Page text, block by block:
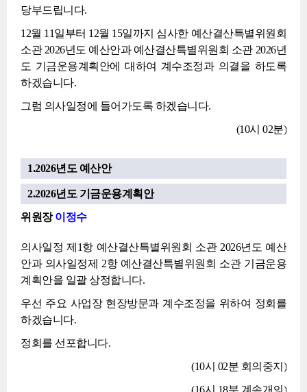
당부드립니다.
12월 11일부터 12월 15일까지 심사한 예산결산특별위원회
소관 2026년도 예산안과 예산결산특별위원회 소관 2026년
도 기금운용계획안에 대하여 계수조정과 의결을 하도록
하겠습니다.
그럼 의사일정에 들어가도록 하겠습니다.
(10시 02분)
1.2026년도 예산안
2.2026년도 기금운용계획안
위원장이정수
의사일정 제1항 예산결산특별위원회 소관 2026년도 예산
안과 의사일정제 2항 예산결산특별위원회 소관 기금운용
계획안을 일괄 상정합니다.
우선 주요 사업장 현장방문과 계수조정을 위하여 정회를
하겠습니다.
정회를 선포합니다.
(10시 02분 회의중지)
(16시 18분 계속개의)